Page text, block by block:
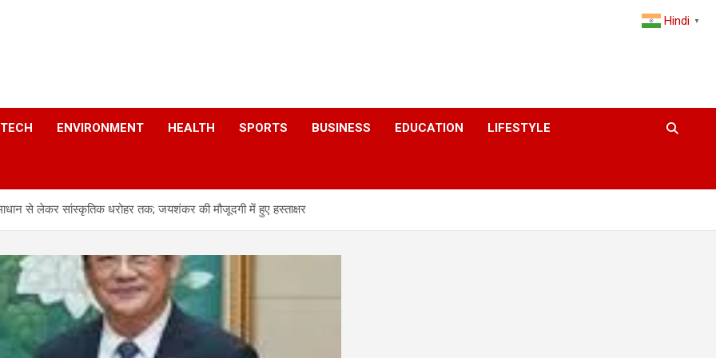
TECH ENVIRONMENT HEALTH SPORTS BUSINESS EDUCATION LIFESTYLE
से लेकर सांस्कृतिक धरोहर तक; जयशंकर की मौजूदगी में हुए हस्ताक्षर
Hindi ▼